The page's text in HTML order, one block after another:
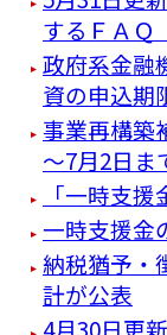
するＦＡ
政府系金融
資の申込
事業再構
～7月2日ま
「一時支
一時支援金
納税猶予
計が公表